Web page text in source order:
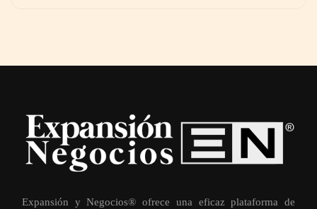
Expansión y Negocios® ofrece una eficaz plataforma de